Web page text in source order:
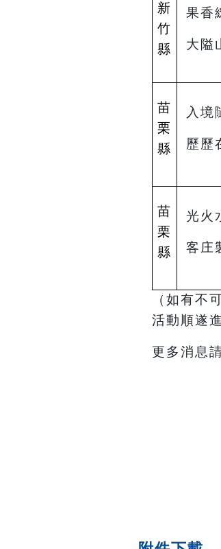
新
竹
縣
果香
大隘
苗
栗
縣
入境
歷歷
苗
栗
縣
光火
客庄
（如有不
活動順遂
更多消息